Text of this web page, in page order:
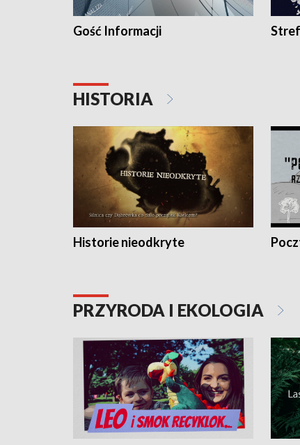
Gość Informacji
HISTORIA
Historie nieodkryte
PRZYRODA I EKOLOGIA